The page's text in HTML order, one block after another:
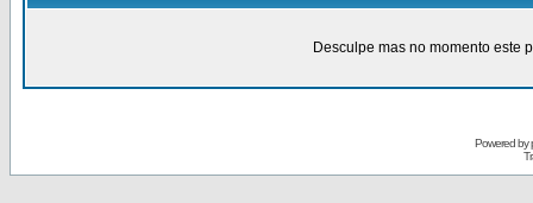
Desculpe mas no momento este
Powered by